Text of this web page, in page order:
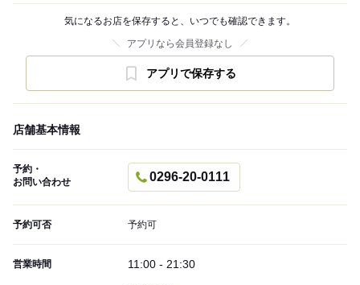
気になるお店を保存すると、いつでも確認できます。
アプリなら会員登録なし
アプリで保存する
店舗基本情報
予約・
お問い合わせ
0296-20-0111
予約可否 予約可
営業時間 11:00 - 21:30